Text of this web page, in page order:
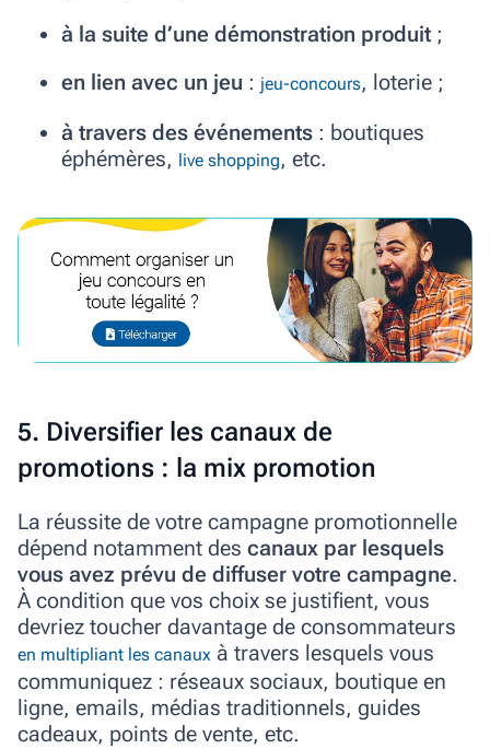
à la suite d’une démonstration produit ;
en lien avec un jeu : jeu-concours, loterie ;
à travers des événements : boutiques
éphémères, live shopping, etc.
5. Diversifier les canaux de
promotions : la mix promotion
La réussite de votre campagne promotionnelle
dépend notamment des canaux par lesquels
vous avez prévu de diffuser votre campagne.
À condition que vos choix se justifient, vous
devriez toucher davantage de consommateurs
en multipliant les canaux à travers lesquels vous
communiquez : réseaux sociaux, boutique en
ligne, emails, médias traditionnels, guides
cadeaux, points de vente, etc.